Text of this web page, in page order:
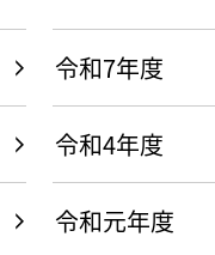
令和7年度
令和4年度
令和元年度